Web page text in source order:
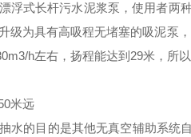
浮式长杆污水泥浆泵，使用者两
级为具有高吸程无堵塞的吸泥泵
h左右，扬程能达到29米，所
米远
水的目的是其他无真空辅助系